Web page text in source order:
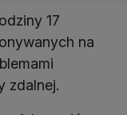
17
na
zdalnej.